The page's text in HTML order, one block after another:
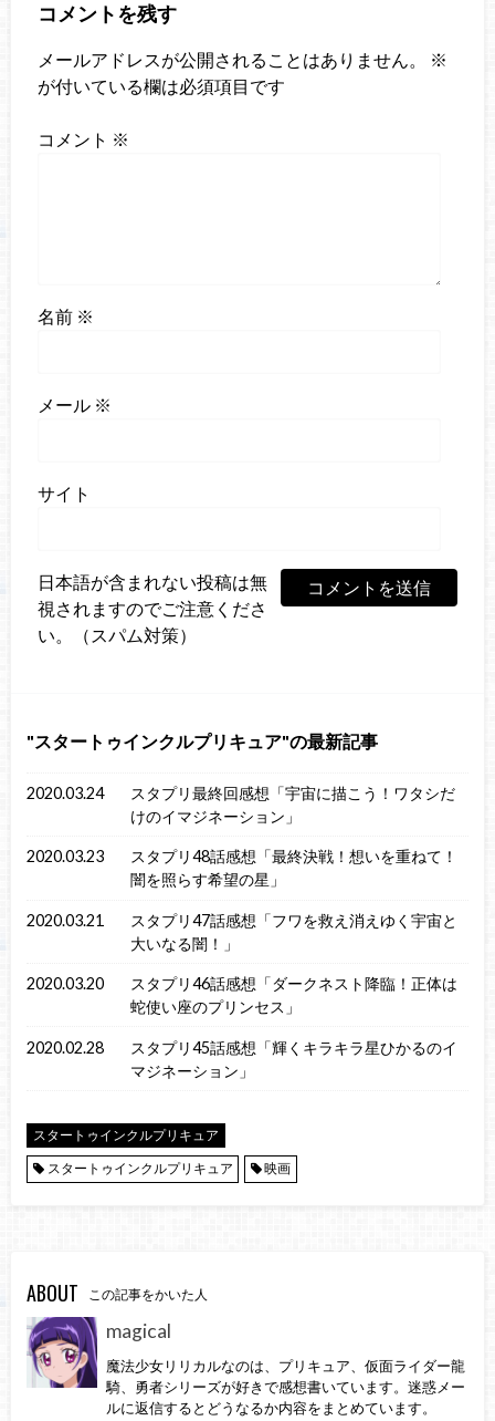
コメントを残す
メールアドレスが公開されることはありません。
※
が付いている欄は必須項目です
コメント ※
名前 ※
メール ※
サイト
日本語が含まれない投稿は無
視されますのでご注意くださ
い。（スパム対策）
スタートゥインクルプリキュア の最新記事
2020.03.24
スタプリ最終回感想「宇宙に描こう！ワタシだ
けのイマジネーション」
2020.03.23
スタプリ48話感想「最終決戦！想いを重ねて！
闇を照らす希望の星」
2020.03.21
スタプリ47話感想「フワを救え消えゆく宇宙と
大いなる闇！」
2020.03.20
スタプリ46話感想「ダークネスト降臨！正体は
蛇使い座のプリンセス」
2020.02.28
スタプリ45話感想「輝くキラキラ星ひかるのイ
マジネーション」
スタートゥインクルプリキュア
スタートゥインクルプリキュア
映画
ABOUT この記事をかいた人
magical
魔法少女リリカルなのは、プリキュア、仮面ライダー龍
騎、勇者シリーズが好きで感想書いています。迷惑メー
ルに返信するとどうなるか内容をまとめています。